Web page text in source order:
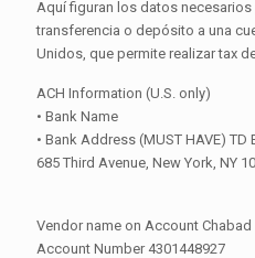
Aquí figuran los datos necesarios
transferencia o depósito a una
Unidos, que permite realizar tax
ACH Information (U.S. only)
• Bank Name
• Bank Address (MUST HAVE) TD
685 Third Avenue, New York, NY
Vendor name on Account
Account Number 4301448927